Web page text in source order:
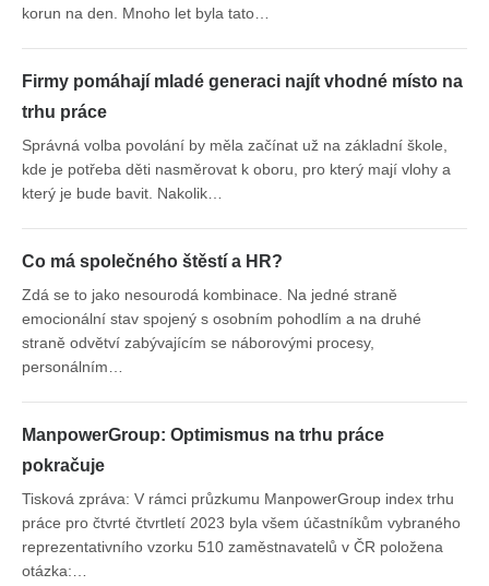
korun na den. Mnoho let byla tato…
Firmy pomáhají mladé generaci najít vhodné místo na
trhu práce
Správná volba povolání by měla začínat už na základní škole,
kde je potřeba děti nasměrovat k oboru, pro který mají vlohy a
který je bude bavit. Nakolik…
Co má společného štěstí a HR?
Zdá se to jako nesourodá kombinace. Na jedné straně
emocionální stav spojený s osobním pohodlím a na druhé
straně odvětví zabývajícím se náborovými procesy,
personálním…
ManpowerGroup: Optimismus na trhu práce
pokračuje
Tisková zpráva: V rámci průzkumu ManpowerGroup index trhu
práce pro čtvrté čtvrtletí 2023 byla všem účastníkům vybraného
reprezentativního vzorku 510 zaměstnavatelů v ČR položena
otázka:…